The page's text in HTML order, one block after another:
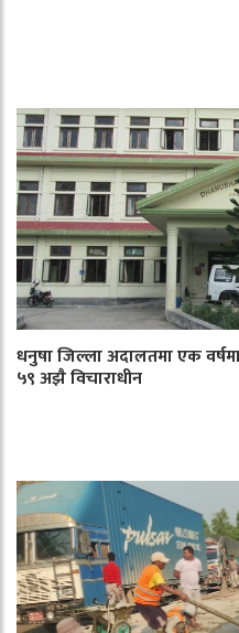
धनुषा जिल्ला अदालतमा एक
५९ अझै विचाराधीन